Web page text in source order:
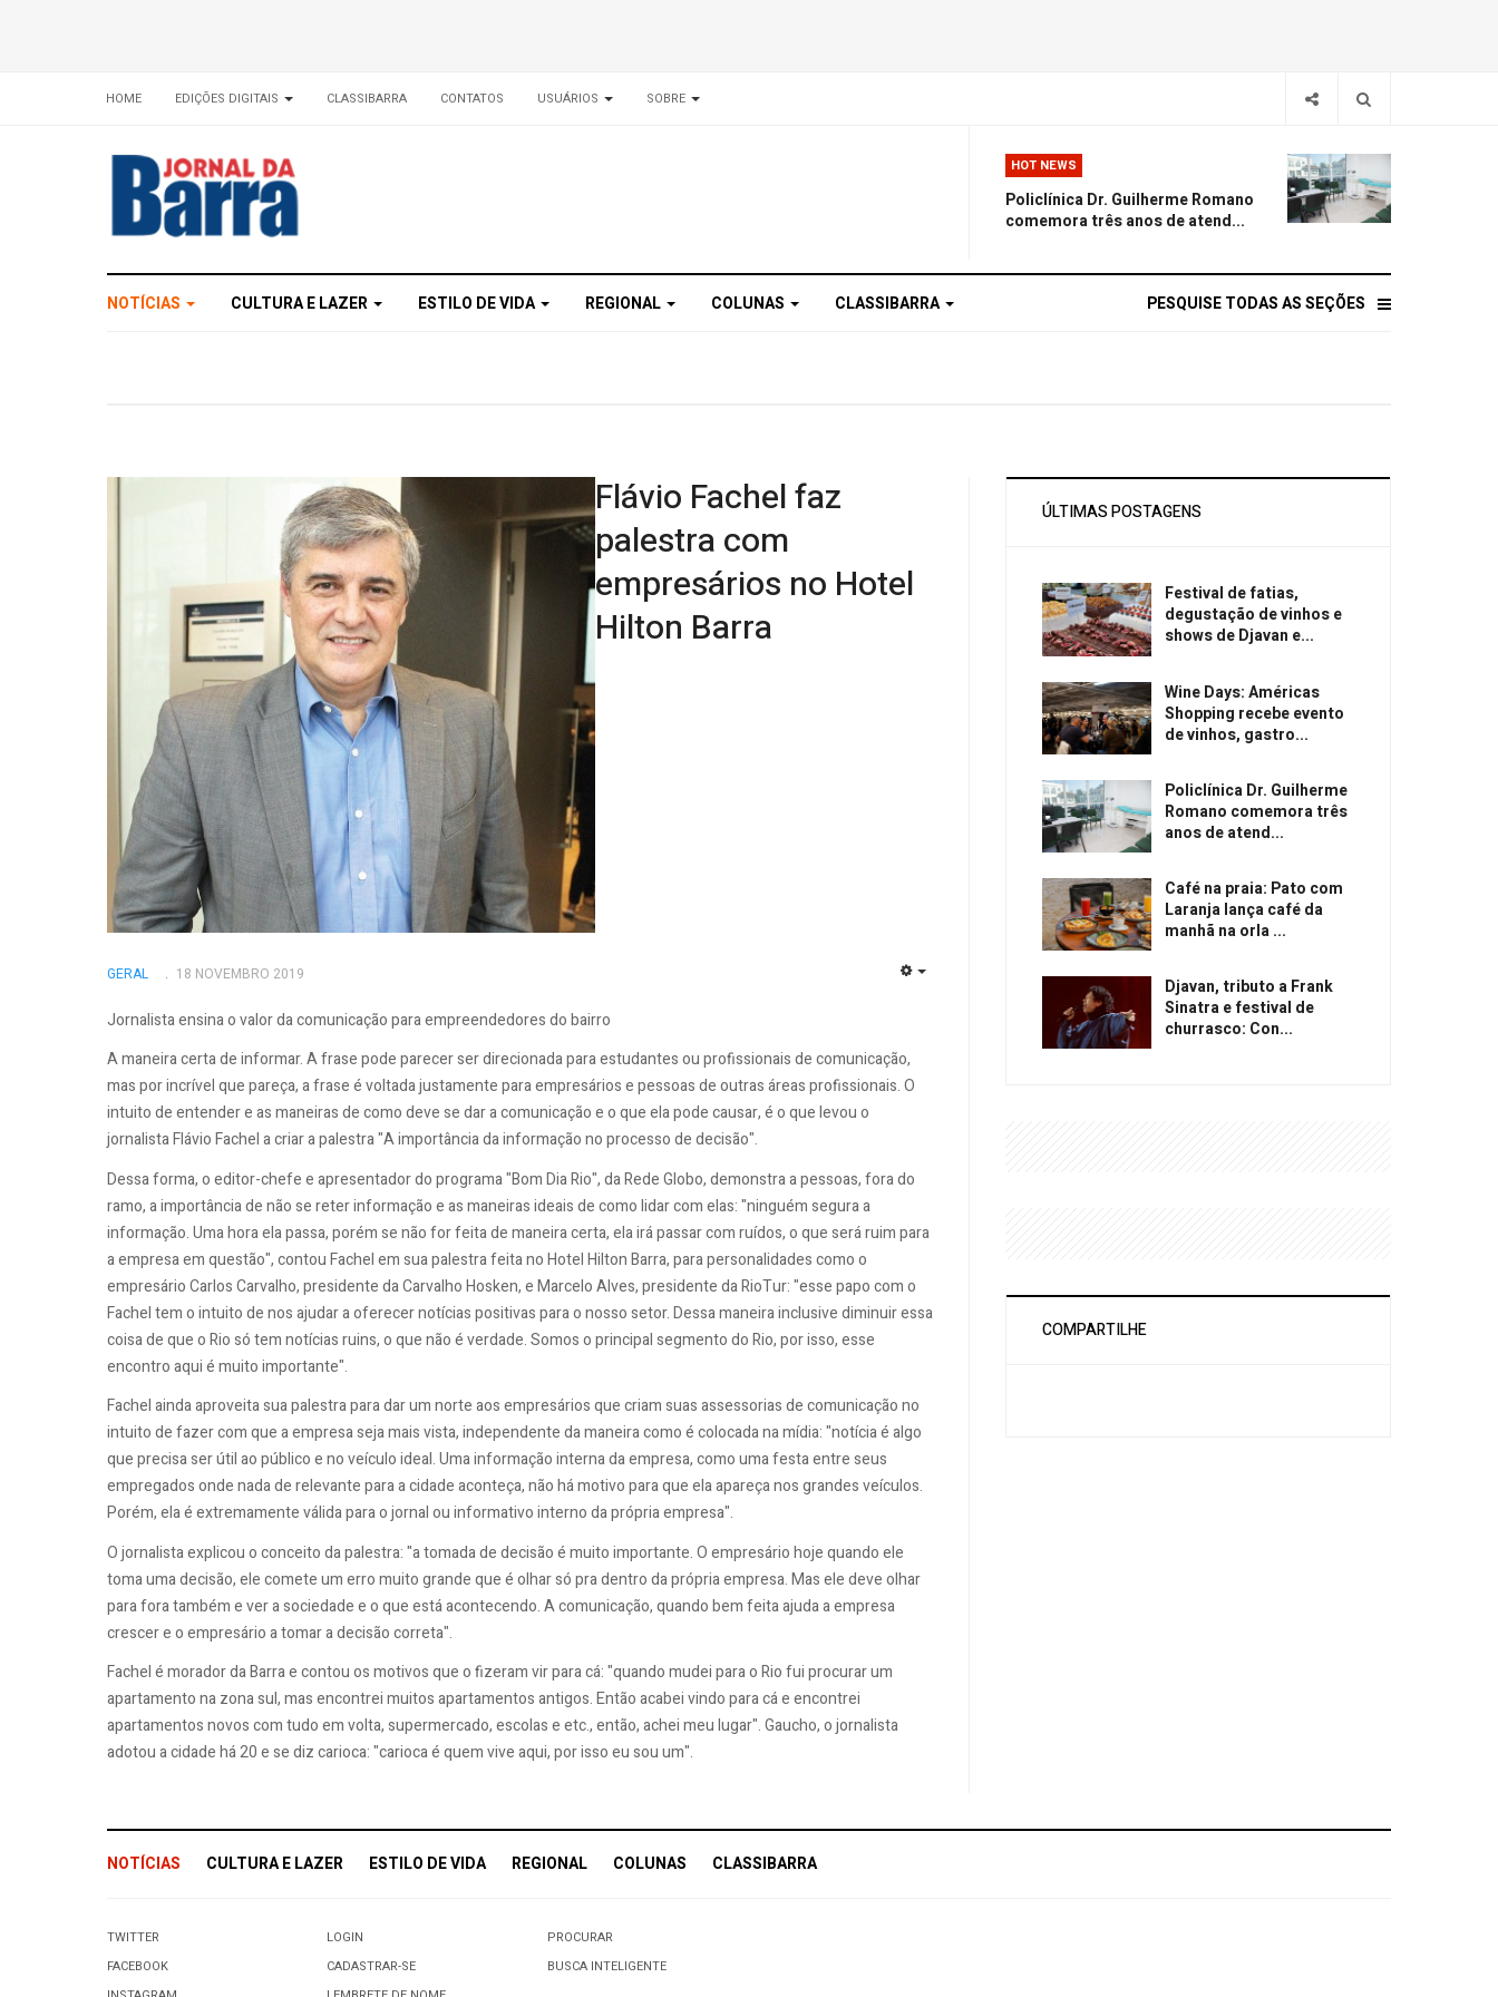
HOME EDIÇÕES DIGITAIS CLASSIBARRA CONTATOS USUÁRIOS SOBRE
HOT NEWS
Policlínica Dr. Guilherme Romano
comemora três anos de atend...
NOTÍCIAS CULTURA E LAZER ESTILO DE VIDA REGIONAL COLUNAS CLASSIBARRA PESQUISE TODAS AS SEÇÕES
Flávio Fachel faz
palestra com
empresários no Hotel
Hilton Barra
GERAL 18 NOVEMBRO 2019
Jornalista ensina o valor da comunicação para empreendedores do bairro
A maneira certa de informar. A frase pode parecer ser direcionada para estudantes ou profissionais de comunicação,
mas por incrível que pareça, a frase é voltada justamente para empresários e pessoas de outras áreas profissionais. O
intuito de entender e as maneiras de como deve se dar a comunicação e o que ela pode causar, é o que levou o
jornalista Flávio Fachel a criar a palestra "A importância da informação no processo de decisão".
Dessa forma, o editor-chefe e apresentador do programa "Bom Dia Rio", da Rede Globo, demonstra a pessoas, fora do
ramo, a importância de não se reter informação e as maneiras ideais de como lidar com elas: "ninguém segura a
informação. Uma hora ela passa, porém se não for feita de maneira certa, ela irá passar com ruídos, o que será ruim para
a empresa em questão", contou Fachel em sua palestra feita no Hotel Hilton Barra, para personalidades como o
empresário Carlos Carvalho, presidente da Carvalho Hosken, e Marcelo Alves, presidente da RioTur: "esse papo com o
Fachel tem o intuito de nos ajudar a oferecer notícias positivas para o nosso setor. Dessa maneira inclusive diminuir essa
coisa de que o Rio só tem notícias ruins, o que não é verdade. Somos o principal segmento do Rio, por isso, esse
encontro aqui é muito importante".
Fachel ainda aproveita sua palestra para dar um norte aos empresários que criam suas assessorias de comunicação no
intuito de fazer com que a empresa seja mais vista, independente da maneira como é colocada na mídia: "notícia é algo
que precisa ser útil ao público e no veículo ideal. Uma informação interna da empresa, como uma festa entre seus
empregados onde nada de relevante para a cidade aconteça, não há motivo para que ela apareça nos grandes veículos.
Porém, ela é extremamente válida para o jornal ou informativo interno da própria empresa".
O jornalista explicou o conceito da palestra: "a tomada de decisão é muito importante. O empresário hoje quando ele
toma uma decisão, ele comete um erro muito grande que é olhar só pra dentro da própria empresa. Mas ele deve olhar
para fora também e ver a sociedade e o que está acontecendo. A comunicação, quando bem feita ajuda a empresa
crescer e o empresário a tomar a decisão correta".
Fachel é morador da Barra e contou os motivos que o fizeram vir para cá: "quando mudei para o Rio fui procurar um
apartamento na zona sul, mas encontrei muitos apartamentos antigos. Então acabei vindo para cá e encontrei
apartamentos novos com tudo em volta, supermercado, escolas e etc., então, achei meu lugar". Gaucho, o jornalista
adotou a cidade há 20 e se diz carioca: "carioca é quem vive aqui, por isso eu sou um".
ÚLTIMAS POSTAGENS
Festival de fatias,
degustação de vinhos e
shows de Djavan e...
Wine Days: Américas
Shopping recebe evento
de vinhos, gastro...
Policlínica Dr. Guilherme
Romano comemora três
anos de atend...
Café na praia: Pato com
Laranja lança café da
manhã na orla ...
Djavan, tributo a Frank
Sinatra e festival de
churrasco: Con...
COMPARTILHE
NOTÍCIAS CULTURA E LAZER ESTILO DE VIDA REGIONAL COLUNAS CLASSIBARRA
TWITTER
FACEBOOK
LOGIN
CADASTRAR-SE
PROCURAR
BUSCA INTELIGENTE